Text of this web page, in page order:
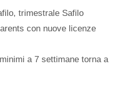
,trimestrale Safilo
con nuove licenze
a 7 settimane torna a